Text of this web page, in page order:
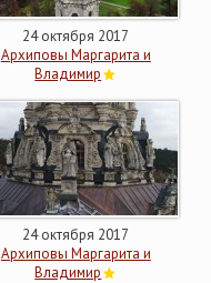
24 октября 2017
Архиповы Маргарита и
Владимир
24 октября 2017
Архиповы Маргарита и
Владимир